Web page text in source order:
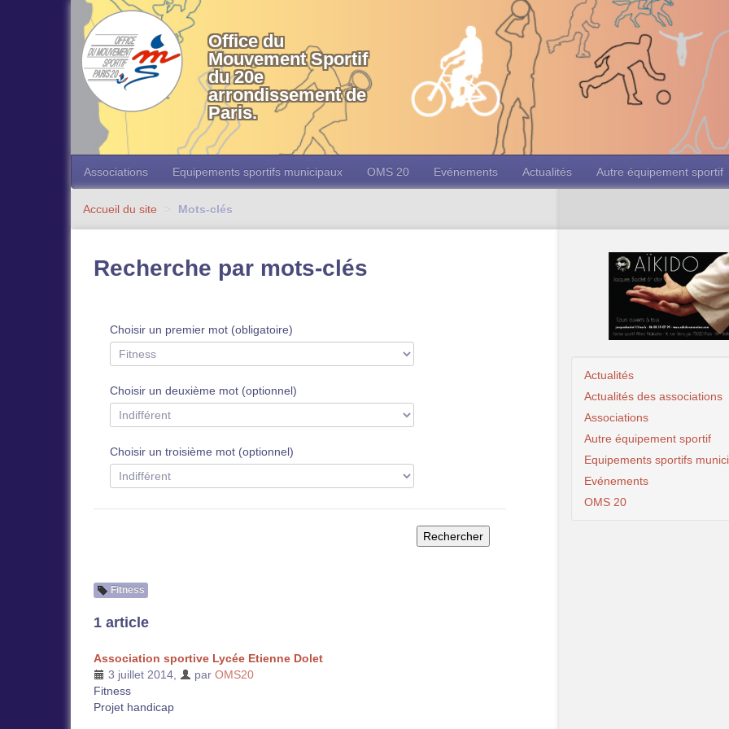
Office du
Mouvement Sportif
du 20e
arrondissement de
Paris.
Associations Equipements sportifs municipaux OMS 20 Evénements Actualités Autre équipement sportif
Accueil du site > Mots-clés
Recherche par mots-clés
Choisir un premier mot (obligatoire)
Choisir un deuxième mot (optionnel)
Choisir un troisième mot (optionnel)
Fitness
1 article
Association sportive Lycée Etienne Dolet
3 juillet 2014
par OMS20
Fitness
Projet handicap
Actualités
Actualités des associations
Associations
Autre équipement sportif
Equipements sportifs
Evénements
OMS 20